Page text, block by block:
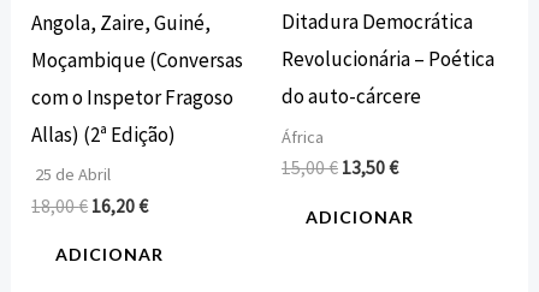
Angola, Zaire, Guiné,
Moçambique (Conversas
com o Inspetor Fragoso
Allas) (2ª Edição)
25 de Abril
18,00€ 16,20€
ADICIONAR
Ditadura Democrática
Revolucionária – Poética
do auto-cárcere
África
15,00€ 13,50€
ADICIONAR